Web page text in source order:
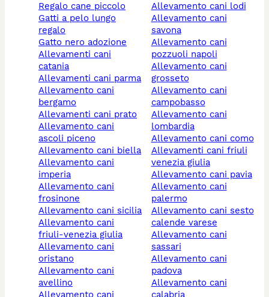
regalo cane piccolo
gatti a pelo lungo
regalo
gatto nero adozione
allevamenti cani
catania
allevamenti cani parma
allevamento cani
bergamo
allevamenti cani prato
allevamento cani
ascoli piceno
allevamento cani biella
allevamento cani
imperia
allevamento cani
frosinone
allevamento cani sicilia
allevamento cani
friuli-venezia giulia
allevamento cani
oristano
allevamento cani
avellino
allevamento cani
allevamento cani lodi
allevamento cani
savona
allevamento cani
pozzuoli napoli
allevamento cani
grosseto
allevamento cani
campobasso
allevamento cani
lombardia
allevamento cani como
allevamenti cani friuli
venezia giulia
allevamento cani pavia
allevamento cani
palermo
allevamento cani sesto
calende varese
allevamento cani
sassari
allevamento cani
padova
allevamento cani
calabria